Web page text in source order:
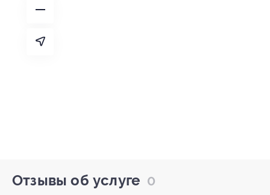
Отзывы об услуге 0